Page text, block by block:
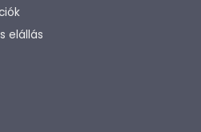
elállás